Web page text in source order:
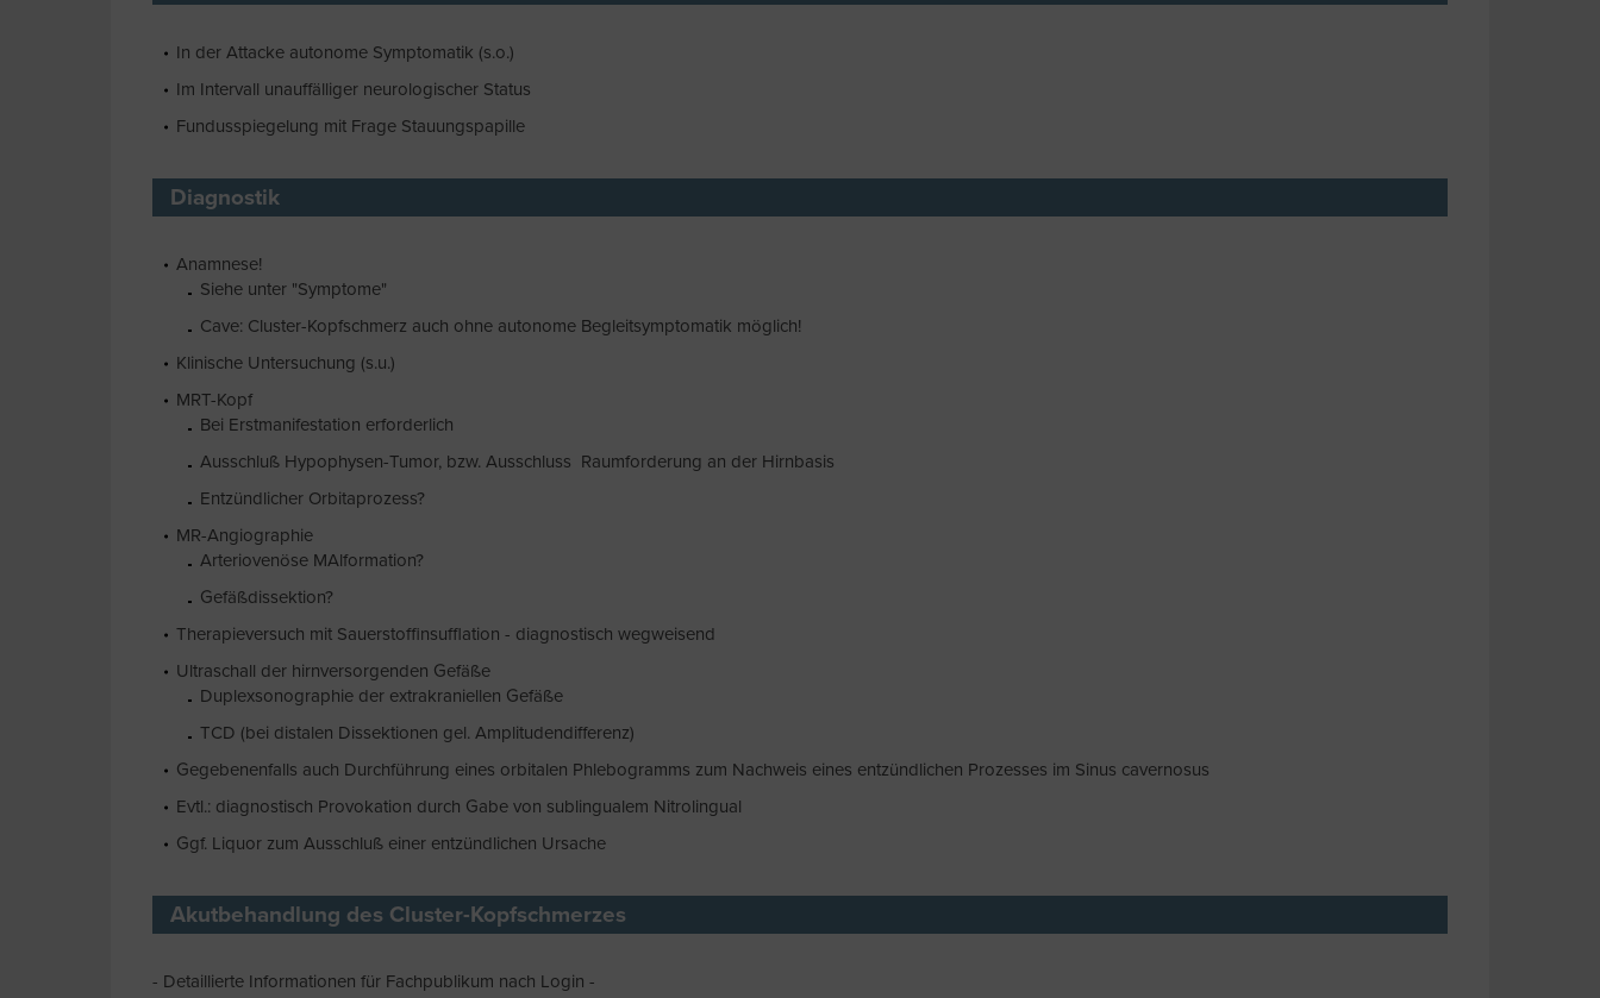
In der Attacke autonome Symptomatik (s.o.)
Im Intervall unauffälliger neurologischer Status
Fundusspiegelung mit Frage Stauungspapille
Diagnostik
Anamnese!
Siehe unter "Symptome"
Cave: Cluster-Kopfschmerz auch ohne autonome Begleitsymptomatik möglich!
Klinische Untersuchung (s.u.)
MRT-Kopf
Bei Erstmanifestation erforderlich
Ausschluß Hypophysen-Tumor, bzw. Ausschluss Raumforderung an der Hirnbasis
Entzündlicher Orbitaprozess?
MR-Angiographie
Arteriovenöse MAlformation?
Gefäßdissektion?
Therapieversuch mit Sauerstoffinsufflation - diagnostisch wegweisend
Ultraschall der hirnversorgenden Gefäße
Duplexsonographie der extrakraniellen Gefäße
TCD (bei distalen Dissektionen gel. Amplitudendifferenz)
Gegebenenfalls auch Durchführung eines orbitalen Phlebogramms zum Nachweis eines entzündlichen Prozesses im Sinus cavernosus
Evtl.: diagnostisch Provokation durch Gabe von sublingualem Nitrolingual
Ggf. Liquor zum Ausschluß einer entzündlichen Ursache
Akutbehandlung des Cluster-Kopfschmerzes
- Detaillierte Informationen für Fachpublikum nach Login -